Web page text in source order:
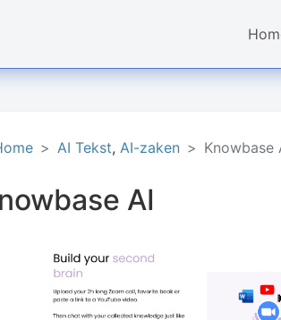
AI Tekst, AI-zaken Knowbase
AI